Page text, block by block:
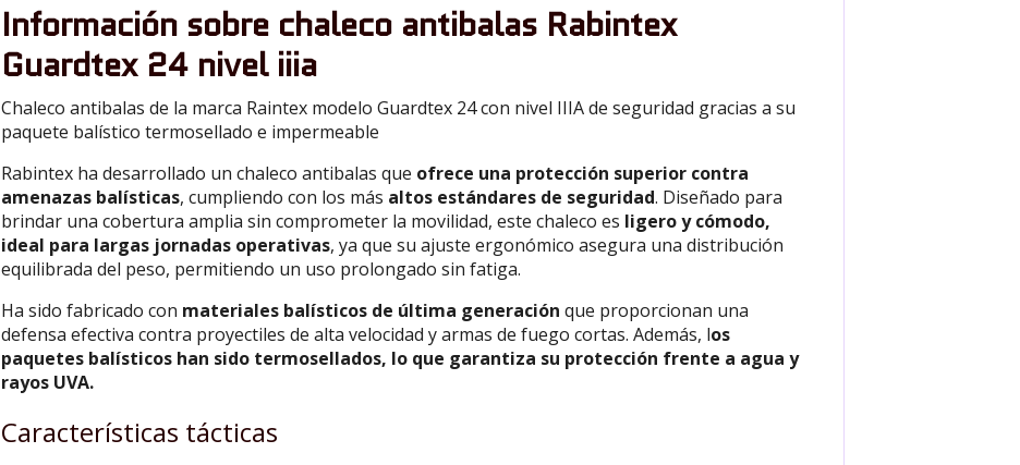
Información sobre chaleco antibalas Rabintex
Guardtex 24 nivel iiia
Chaleco antibalas de la marca Raintex modelo Guardtex 24 con nivel IIIA de seguridad gracias a su
paquete balístico termosellado e impermeable
Rabintex ha desarrollado un chaleco antibalas que ofrece una protección superior contra
amenazas balísticas, cumpliendo con los más altos estándares de seguridad. Diseñado para
brindar una cobertura amplia sin comprometer la movilidad, este chaleco es ligero y cómodo,
ideal para largas jornadas operativas, ya que su ajuste ergonómico asegura una distribución
equilibrada del peso, permitiendo un uso prolongado sin fatiga.
Ha sido fabricado con materiales balísticos de última generación que proporcionan una
defensa efectiva contra proyectiles de alta velocidad y armas de fuego cortas. Además, los
paquetes balísticos han sido termosellados, lo que garantiza su protección frente a agua y
rayos UVA.
Características tácticas